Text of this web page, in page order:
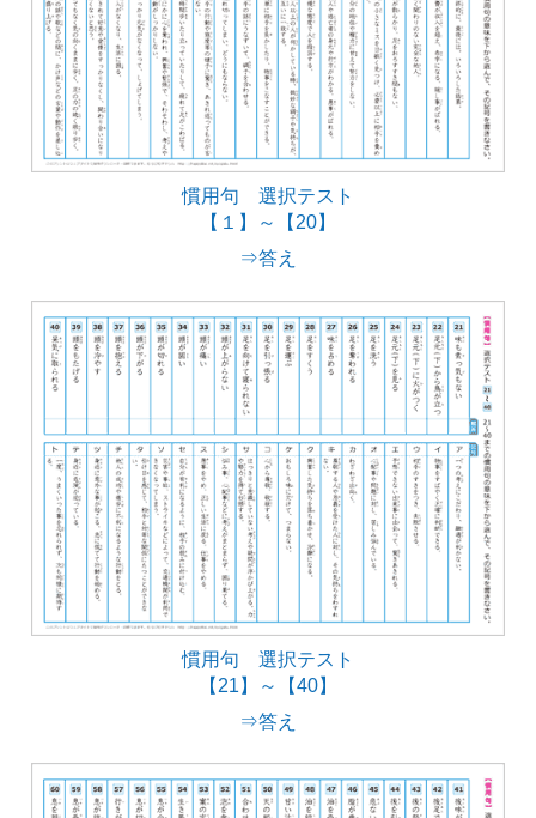
慣用句 選択テスト
【１】～【20】
⇒答え
慣用句 選択テスト
【21】～【40】
⇒答え